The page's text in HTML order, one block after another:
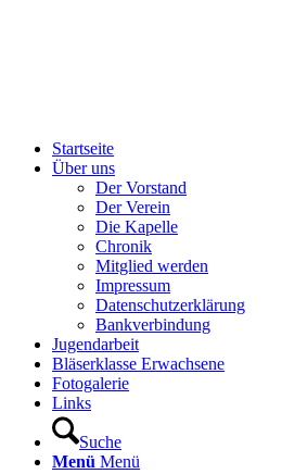
Startseite
Über uns
Der Vorstand
Der Verein
Die Kapelle
Chronik
Mitglied werden
Impressum
Datenschutzerklärung
Bankverbindung
Jugendarbeit
Bläserklasse Erwachsene
Fotogalerie
Links
Suche
Menü Menü